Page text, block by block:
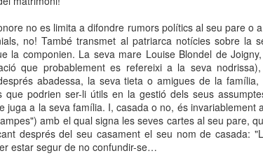
no es limita a difondre rumors polítics al seu pare o
no! També transmet al patriarca notícies sobre la
la componien. La seva mare Louise Blondel de
que probablement es refereixi a la seva
abadessa, la seva tieta o amigues de la
que podrien ser-li útils en la gestió dels seus
juga a la seva família. I, casada o no, és invariablement
amb el qual signa les seves cartes al seu pare,
després del seu casament el seu nom de casada:
estar segur de no confundir-se…